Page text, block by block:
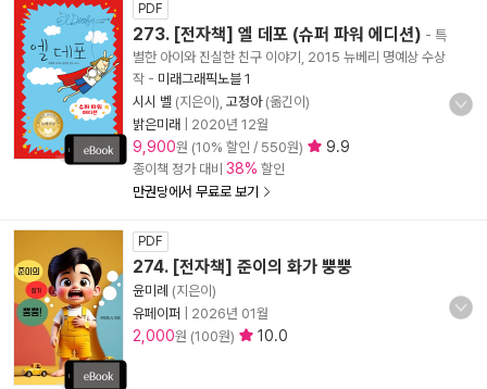
PDF
273. [전자책] 엘 데포 (슈퍼 파워 에디션) - 특
별한 아이와 진실한 친구 이야기, 2015 뉴베리 명예상 수상
작 - 미래그래픽노블 1
시시 벨 (지은이), 고정아(옮긴이)
밝은미래
2020년 12월
9,900원 (10% 할인 / 550원) 9.9
종이책 정가 대비 38% 할인
만권당에서 무료로 보기
PDF
274. [전자책] 준이의 화가 뿡뿡
윤미례 (지은이)
유페이퍼
2026년 01월
2,000원 (100원) 10.0